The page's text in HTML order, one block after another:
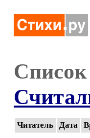
Читатель Дата